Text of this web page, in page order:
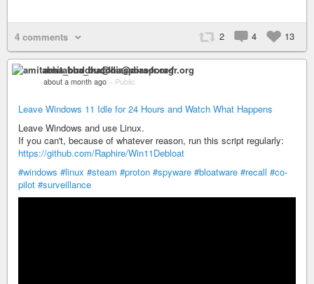
2 4 13
4 comments
amitabha_buddha@diaspora-fr.org
about a month ago – Public
Leave Windows 11 Idle for 24 Hours and Watch What Happens
Leave Windows and use Linux.
If you can't, because of whatever reason, run this script regularly:
https://github.com/Raphire/Win11Debloat
#windows #linux #steam #proton #spyware #bloatware #recall #co-
pilot #surveillance